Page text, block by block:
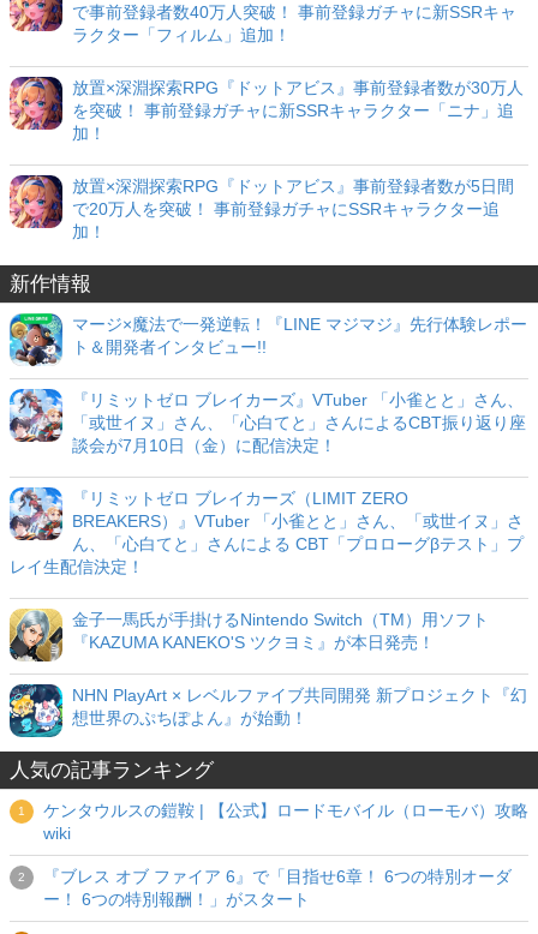
で事前登録者数40万人突破！ 事前登録ガチャに新SSRキャ
ラクター「フィルム」追加！
放置×深淵探索RPG『ドットアビス』事前登録者数が30万人
を突破！ 事前登録ガチャに新SSRキャラクター「ニナ」追
加！
放置×深淵探索RPG『ドットアビス』事前登録者数が5日間
で20万人を突破！ 事前登録ガチャにSSRキャラクター追
加！
新作情報
マージ×魔法で一発逆転！『LINE マジマジ』先行体験レポー
ト＆開発者インタビュー!!
『リミットゼロ ブレイカーズ』VTuber 「小雀とと」さん、
「或世イヌ」さん、「心白てと」さんによるCBT振り返り座
談会が7月10日（金）に配信決定！
『リミットゼロ ブレイカーズ（LIMIT ZERO
BREAKERS）』VTuber 「小雀とと」さん、「或世イヌ」さ
ん、「心白てと」さんによる CBT「プロローグβテスト」プ
レイ生配信決定！
金子一馬氏が手掛けるNintendo Switch（TM）用ソフト
『KAZUMA KANEKO'S ツクヨミ』が本日発売！
NHN PlayArt × レベルファイブ共同開発 新プロジェクト『幻
想世界のぷちぽよん』が始動！
人気の記事ランキング
ケンタウルスの鎧鞍 | 【公式】ロードモバイル（ローモバ）攻略
wiki
『ブレス オブ ファイア 6』で「目指せ6章！ 6つの特別オーダ
ー！ 6つの特別報酬！」がスタート